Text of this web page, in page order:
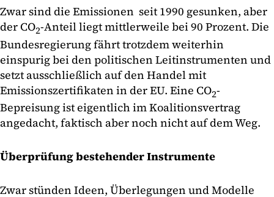
Zwar sind die Emissionen seit 1990 gesunken, aber
der CO2-Anteil liegt mittlerweile bei 90 Prozent. Die
Bundesregierung fährt trotzdem weiterhin
einspurig bei den politischen Leitinstrumenten und
setzt ausschließlich auf den Handel mit
Emissionszertifikaten in der EU. Eine CO2-
Bepreisung ist eigentlich im Koalitionsvertrag
angedacht, faktisch aber noch nicht auf dem Weg.
Überprüfung bestehender Instrumente
Zwar stünden Ideen, Überlegungen und Modelle